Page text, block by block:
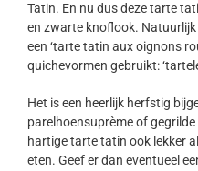
Tatin. En nu dus deze tarte
en zwarte knoflook.
een ‘tarte tatin aux oignons
quichevormen gebruikt:
Het is een heerlijk herfstig
parelhoensuprème of
hartige tarte tatin ook lekker
eten. Geef er dan eventueel